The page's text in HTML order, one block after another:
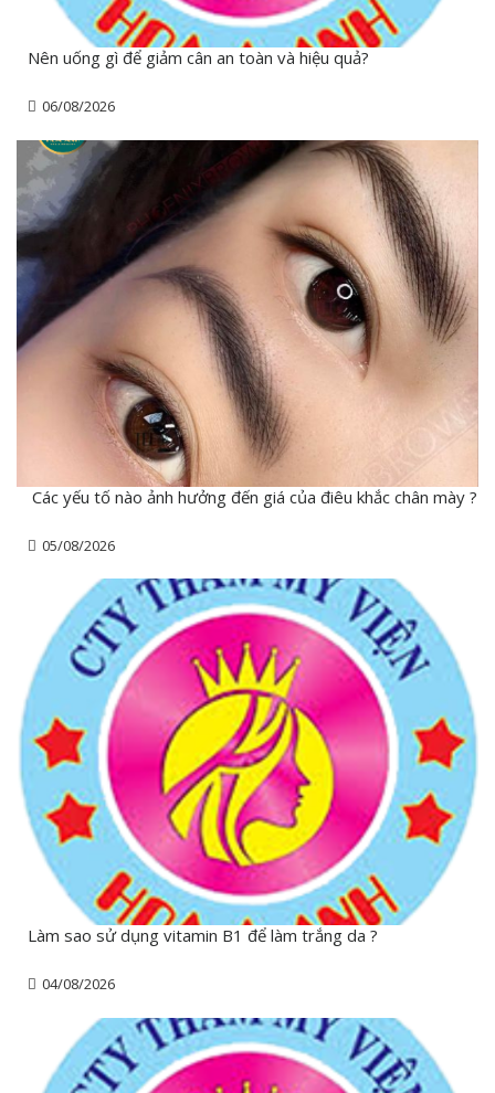
Nên uống gì để giảm cân an toàn và hiệu quả?
06/08/2026
Các yếu tố nào ảnh hưởng đến giá của điêu khắc chân mày ?
05/08/2026
Làm sao sử dụng vitamin B1 để làm trắng da ?
04/08/2026